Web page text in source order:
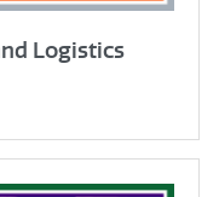
Logistics